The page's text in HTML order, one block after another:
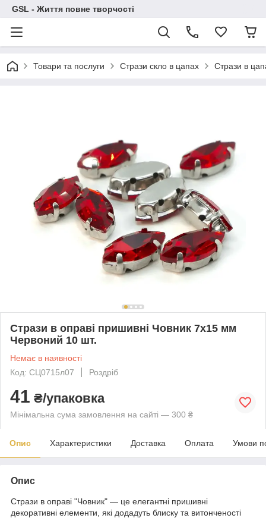
GSL - Життя повне творчості
Товари та послуги Стрази скло в цапах Стрази в
Стрази в оправі пришивні Човник 7х15 мм
Червоний 10 шт.
Немає в наявності
Код: СЦ0715л07
Роздріб
41 ₴/упаковка
Мінімальна сума замовлення на сайті — 300 ₴
Опис Характеристики Доставка Оплата Умови
Опис
Стрази в оправі "Човник" — це елегантні пришивні
декоративні елементи, які додадуть блиску та витонченості